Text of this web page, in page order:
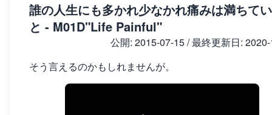
誰の人生にも多かれ少なかれ痛みは満ちて
と - M01D"Life Painful"
公開: 2015-07-15/ 最終更新日:
そう言えるのかもしれませんが。